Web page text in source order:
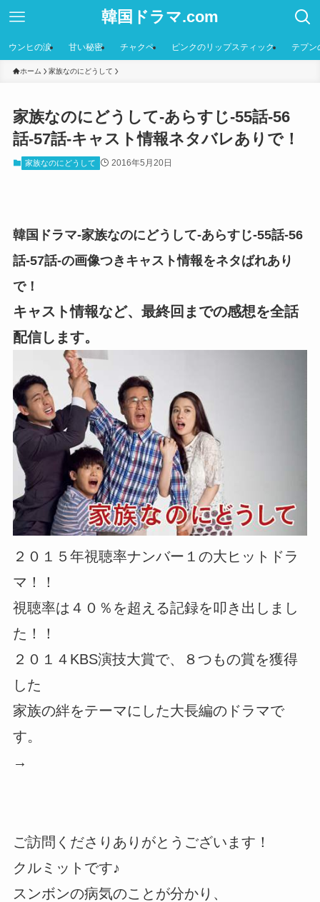
韓国ドラマ.com
ウンヒの涙 甘い秘密 チャクペ ピンクのリップスティック テプン
ホーム 家族なのにどうして
家族なのにどうして-あらすじ-55話-56
話-57話-キャスト情報ネタバレありで！
家族なのにどうして 2016年5月20日
韓国ドラマ-家族なのにどうして-あらすじ-55話-56
話-57話-の画像つきキャスト情報をネタばれあり
で！
キャスト情報など、最終回までの感想を全話
配信します。
２０１５年視聴率ナンバー１の大ヒットドラ
マ！！
視聴率は４０％を超える記録を叩き出しまし
た！！
２０１４KBS演技大賞で、８つもの賞を獲得
した
家族の絆をテーマにした大長編のドラマで
す。
→
ご訪問くださりありがとうございます！
クルミットです♪
スンボンの病気のことが分かり、